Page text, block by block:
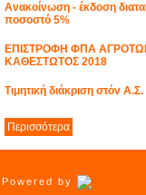
Ανακοίνωση - έκδοση
ποσοστό 5%
ΕΠΙΣΤΡΟΦΗ ΦΠΑ
ΚΑΘΕΣΤΩΤΟΣ 2018
Τιμητική διάκριση στόν
Περισσότερα
Powered by